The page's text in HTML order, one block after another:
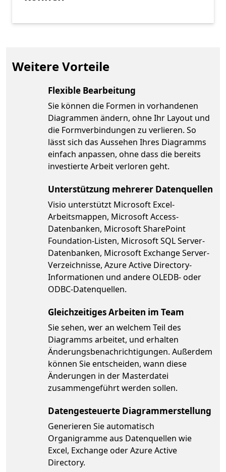
Weitere Vorteile
Flexible Bearbeitung
Sie können die Formen in vorhandenen
Diagrammen ändern, ohne Ihr Layout und
die Formverbindungen zu verlieren. So
lässt sich das Aussehen Ihres Diagramms
einfach anpassen, ohne dass die bereits
investierte Arbeit verloren geht.
Unterstützung mehrerer Datenquellen
Visio unterstützt Microsoft Excel-
Arbeitsmappen, Microsoft Access-
Datenbanken, Microsoft SharePoint
Foundation-Listen, Microsoft SQL Server-
Datenbanken, Microsoft Exchange Server-
Verzeichnisse, Azure Active Directory-
Informationen und andere OLEDB- oder
ODBC-Datenquellen.
Gleichzeitiges Arbeiten im Team
Sie sehen, wer an welchem Teil des
Diagramms arbeitet, und erhalten
Änderungsbenachrichtigungen. Außerdem
können Sie entscheiden, wann diese
Änderungen in der Masterdatei
zusammengeführt werden sollen.
Datengesteuerte Diagrammerstellung
Generieren Sie automatisch
Organigramme aus Datenquellen wie
Excel, Exchange oder Azure Active
Directory.